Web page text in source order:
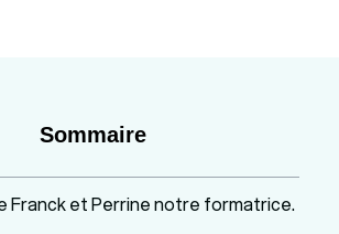
Sommaire
Franck et Perrine notre formatrice.